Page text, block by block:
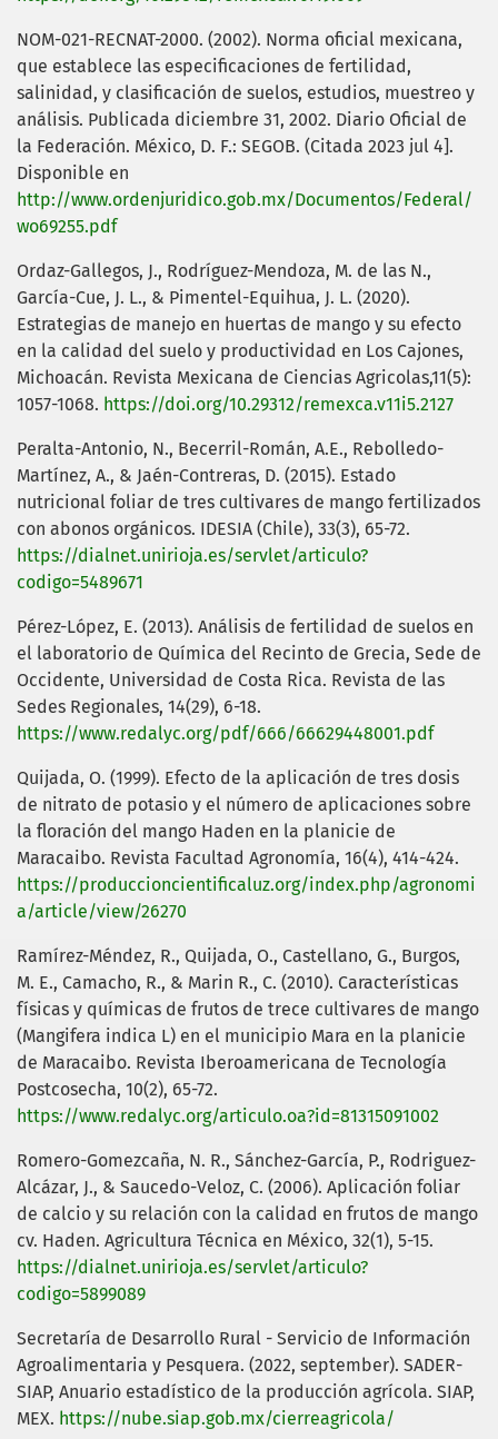
NOM-021-RECNAT-2000. (2002). Norma oficial mexicana,
que establece las especificaciones de fertilidad,
salinidad, y clasificación de suelos, estudios, muestreo y
análisis. Publicada diciembre 31, 2002. Diario Oficial de
la Federación. México, D. F.: SEGOB. (Citada 2023 jul 4].
Disponible en
http://www.ordenjuridico.gob.mx/Documentos/Federal/
wo69255.pdf
Ordaz-Gallegos, J., Rodríguez-Mendoza, M. de las N.,
García-Cue, J. L., & Pimentel-Equihua, J. L. (2020).
Estrategias de manejo en huertas de mango y su efecto
en la calidad del suelo y productividad en Los Cajones,
Michoacán. Revista Mexicana de Ciencias Agricolas,11(5):
1057-1068. https://doi.org/10.29312/remexca.v11i5.2127
Peralta-Antonio, N., Becerril-Román, A.E., Rebolledo-
Martínez, A., & Jaén-Contreras, D. (2015). Estado
nutricional foliar de tres cultivares de mango fertilizados
con abonos orgánicos. IDESIA (Chile), 33(3), 65-72.
https://dialnet.unirioja.es/servlet/articulo?
codigo=5489671
Pérez-López, E. (2013). Análisis de fertilidad de suelos en
el laboratorio de Química del Recinto de Grecia, Sede de
Occidente, Universidad de Costa Rica. Revista de las
Sedes Regionales, 14(29), 6-18.
https://www.redalyc.org/pdf/666/66629448001.pdf
Quijada, O. (1999). Efecto de la aplicación de tres dosis
de nitrato de potasio y el número de aplicaciones sobre
la floración del mango Haden en la planicie de
Maracaibo. Revista Facultad Agronomía, 16(4), 414-424.
https://produccioncientificaluz.org/index.php/agronomi
a/article/view/26270
Ramírez-Méndez, R., Quijada, O., Castellano, G., Burgos,
M. E., Camacho, R., & Marin R., C. (2010). Características
físicas y químicas de frutos de trece cultivares de mango
(Mangifera indica L) en el municipio Mara en la planicie
de Maracaibo. Revista Iberoamericana de Tecnología
Postcosecha, 10(2), 65-72.
https://www.redalyc.org/articulo.oa?id=81315091002
Romero-Gomezcaña, N. R., Sánchez-García, P., Rodriguez-
Alcázar, J., & Saucedo-Veloz, C. (2006). Aplicación foliar
de calcio y su relación con la calidad en frutos de mango
cv. Haden. Agricultura Técnica en México, 32(1), 5-15.
https://dialnet.unirioja.es/servlet/articulo?
codigo=5899089
Secretaría de Desarrollo Rural - Servicio de Información
Agroalimentaria y Pesquera. (2022, september). SADER-
SIAP, Anuario estadístico de la producción agrícola. SIAP,
MEX. https://nube.siap.gob.mx/cierreagricola/